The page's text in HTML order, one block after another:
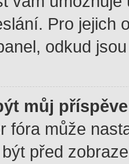
Pro jejich
odkud
můj
fóra může
před